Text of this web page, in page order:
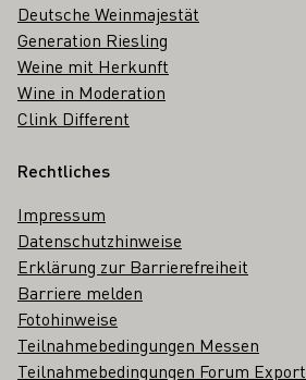
Deutsche Weinmajestät
Generation Riesling
Weine mit Herkunft
Wine in Moderation
Clink Different
Rechtliches
Impressum
Datenschutzhinweise
Erklärung zur Barrierefreiheit
Barriere melden
Fotohinweise
Teilnahmebedingungen Messen
Teilnahmebedingungen Forum Export